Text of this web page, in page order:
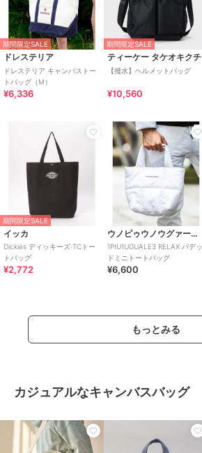
期間限定SALE
ドレステリア
ドレステリア キャンバストー
トバッグ（M）
¥6,336
期間限定SALE
ティーケー タケオキクチ
【撥水】ヘルメットバッグ
¥10,560
期間限定SALE
イッカ
Dickies ディッキーズ TCトー
トバッグ
¥2,772
ウノピゥウノウグァーレトレ リラックス
1PIU1UGUALE3 RELAX パデッ
ドミニトートバッグ
¥6,600
もっとみる
カジュアルなキャンバスバッグ